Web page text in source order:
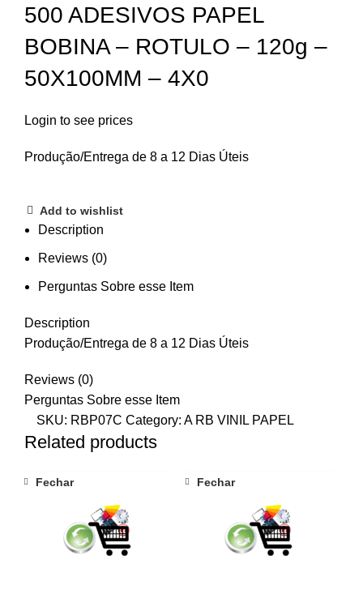
500 ADESIVOS PAPEL
BOBINA – ROTULO – 120g –
50X100MM – 4X0
Login to see prices
Produção/Entrega de 8 a 12 Dias Úteis
Add to wishlist
Description
Reviews (0)
Perguntas Sobre esse Item
Description
Produção/Entrega de 8 a 12 Dias Úteis
Reviews (0)
Perguntas Sobre esse Item
SKU: RBP07C Category: A RB VINIL PAPEL
Related products
Fechar Fechar